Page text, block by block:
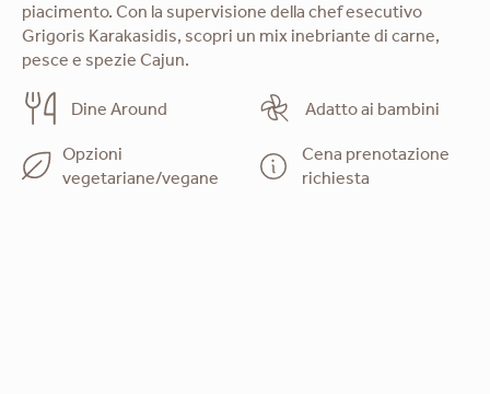
piacimento. Con la supervisione della chef esecutivo
Grigoris Karakasidis, scopri un mix inebriante di carne,
pesce e spezie Cajun.
Dine Around Adatto ai bambini
Opzioni
vegetariane/vegane
Cena prenotazione
richiesta